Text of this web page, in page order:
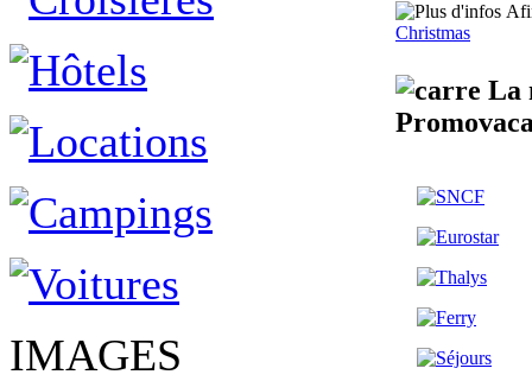
IMAGES
Christmas
La